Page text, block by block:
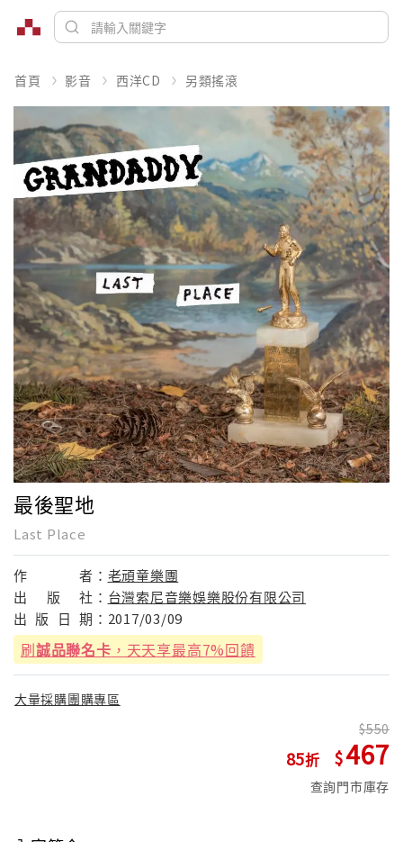
首頁 影音 西洋CD 另類搖滾
最後聖地
Last Place
作 者： 老頑童樂團
出
版 社： 台灣索尼音樂娛樂股份有限公司
出 版 日 期： 2017/03/09
刷誠品聯名卡 ，天天享最高7%回饋
大量採購團購專區
85
550
467
查詢門市庫存